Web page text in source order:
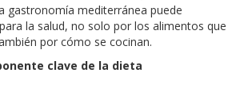
gastronomía mediterránea puede
la salud, no solo por los alimentos que
por cómo se cocinan.
clave de la dieta